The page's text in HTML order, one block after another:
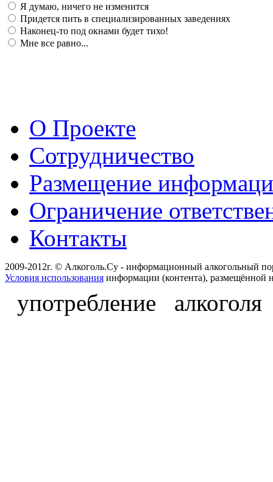
Я думаю, ничего не изменится
Придется пить в специализированных заведениях
Наконец-то под окнами будет тихо!
Мне все равно...
О Проекте
Сотрудничество
Размещение
Ограничение
Контакты
2009-2012г. © Алкоголь.Су - информационный алкогольный
Условия использования информации (контента), размещённой
употребление